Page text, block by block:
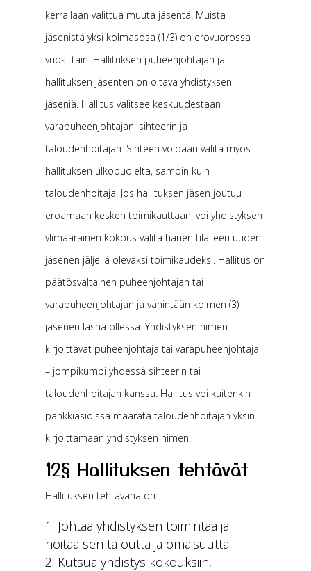
kerrallaan valittua muuta jäsentä. Muista
jäsenistä yksi kolmasosa (1/3) on erovuorossa
vuosittain. Hallituksen puheenjohtajan ja
hallituksen jäsenten on oltava yhdistyksen
jäseniä. Hallitus valitsee keskuudestaan
varapuheenjohtajan, sihteerin ja
taloudenhoitajan. Sihteeri voidaan valita myös
hallituksen ulkopuolelta, samoin kuin
taloudenhoitaja. Jos hallituksen jäsen joutuu
eroamaan kesken toimikauttaan, voi yhdistyksen
ylimääräinen kokous valita hänen tilalleen uuden
jäsenen jäljellä olevaksi toimikaudeksi. Hallitus on
päätösvaltainen puheenjohtajan tai
varapuheenjohtajan ja vähintään kolmen (3)
jäsenen läsnä ollessa. Yhdistyksen nimen
kirjoittavat puheenjohtaja tai varapuheenjohtaja
– jompikumpi yhdessä sihteerin tai
taloudenhoitajan kanssa. Hallitus voi kuitenkin
pankkiasioissa määrätä taloudenhoitajan yksin
kirjoittamaan yhdistyksen nimen.
12§ Hallituksen tehtävät
Hallituksen tehtävänä on:
Johtaa yhdistyksen toimintaa ja
hoitaa sen taloutta ja omaisuutta
Kutsua yhdistys kokouksiin,